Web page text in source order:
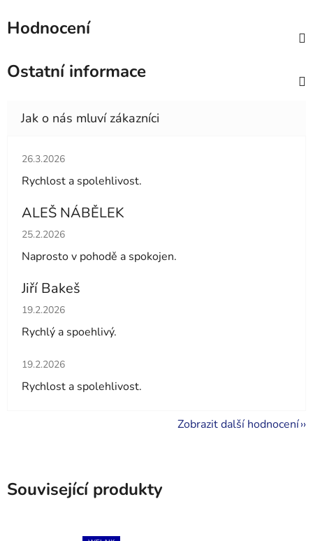
Hodnocení
Ostatní informace
Hodnocení obchodu je 5 z 5 hvězdiček.
26.3.2026
Rychlost a spolehlivost.
ALEŠ NÁBĚLEK
Hodnocení obchodu je 5 z 5 hvězdiček.
25.2.2026
Naprosto v pohodě a spokojen.
Jiří Bakeš
Hodnocení obchodu je 5 z 5 hvězdiček.
19.2.2026
Rychlý a spoehlivý.
Hodnocení obchodu je 5 z 5 hvězdiček.
19.2.2026
Rychlost a spolehlivost.
Zobrazit další hodnocení
Související produkty